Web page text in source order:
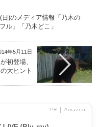
日)のメディア情報「乃木の
ル」「乃木どこ」
年5月11日
初登場、
大ヒント
PR │ Amazon